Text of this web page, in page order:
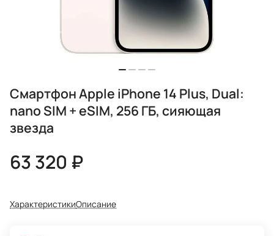
Смартфон Apple iPhone 14 Plus, Dual:
nano SIM + eSIM, 256 ГБ, сияющая
звезда
63 320 ₽
ХарактеристикиОписание